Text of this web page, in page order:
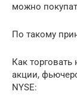
можно
По такому
Как
акции,
NYSE: